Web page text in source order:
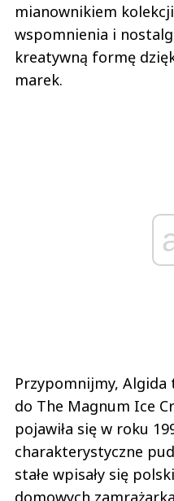
mianownikiem
wspomnienia i
kreatywną formę
marek.
Przypomnijmy, Algida
do The Magnum Ice
pojawiła się w roku
charakterystyczne
stałe wpisały się
domowych